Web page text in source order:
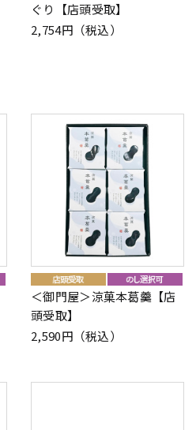
ぐり【店頭受取】
2,754円（税込）
＜御門屋＞涼菓本葛羹【店
頭受取】
2,590円（税込）